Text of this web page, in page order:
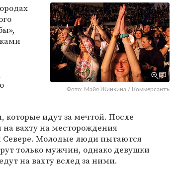
Фото: Майя Жинкина / Коммерсантъ
идут за мечтой. После
на вахту на месторождения
Севере. Молодые люди пытаются
только мужчин, однако девушки
на вахту вслед за ними.